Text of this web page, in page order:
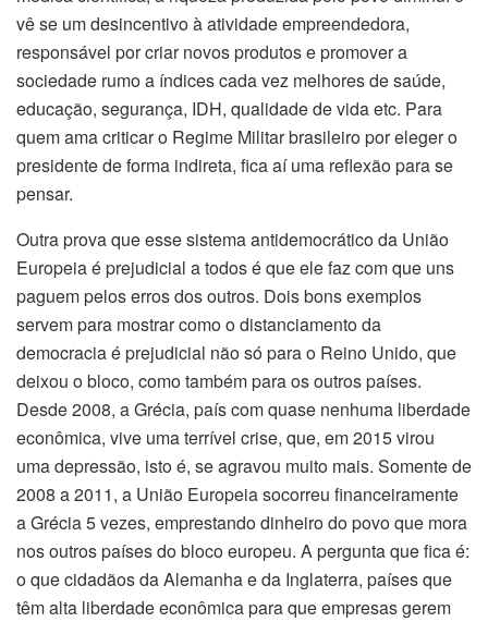
vê se um desincentivo à atividade empreendedora,
responsável por criar novos produtos e promover a
sociedade rumo a índices cada vez melhores de saúde,
educação, segurança, IDH, qualidade de vida etc. Para
quem ama criticar o Regime Militar brasileiro por eleger o
presidente de forma indireta, fica aí uma reflexão para se
pensar.
Outra prova que esse sistema antidemocrático da União
Europeia é prejudicial a todos é que ele faz com que uns
paguem pelos erros dos outros. Dois bons exemplos
servem para mostrar como o distanciamento da
democracia é prejudicial não só para o Reino Unido, que
deixou o bloco, como também para os outros países.
Desde 2008, a Grécia, país com quase nenhuma liberdade
econômica, vive uma terrível crise, que, em 2015 virou
uma depressão, isto é, se agravou muito mais. Somente de
2008 a 2011, a União Europeia socorreu financeiramente
a Grécia 5 vezes, emprestando dinheiro do povo que mora
nos outros países do bloco europeu. A pergunta que fica é:
o que cidadãos da Alemanha e da Inglaterra, países que
têm alta liberdade econômica para que empresas gerem